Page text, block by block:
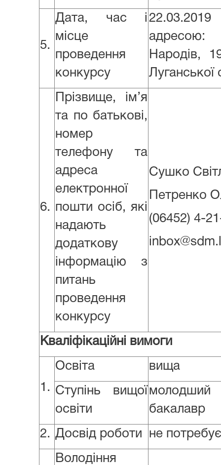
5.
Дата, час і
місце
проведення
конкурсу
Народів,
Луганської
6.
Прізвище, ім’я
та по батькові,
номер
телефону та
адреса
електронної
пошти осіб, які
надають
додаткову
інформацію з
питань
проведення
конкурсу
Сушко
Петренко
(06452) 4-
Кваліфікаційні вимоги
1.
Освіта вища
Ступінь вищої
освіти
бакалавр
2. Досвід роботи не потребує
Володіння